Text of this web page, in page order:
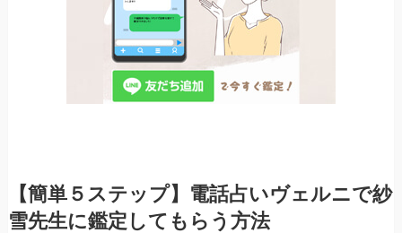
【簡単５ステップ】電話占いヴェルニで紗
雪先生に鑑定してもらう方法